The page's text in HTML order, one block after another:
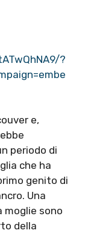
?
e,
periodo di
che ha
genito di
Una
moglie sono
della